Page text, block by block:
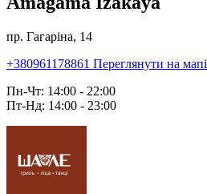
пр. Гагаріна, 14
+380961178861 Переглянути на мапі
Пн-Чт: 14:00 - 22:00
Пт-Нд: 14:00 - 23:00